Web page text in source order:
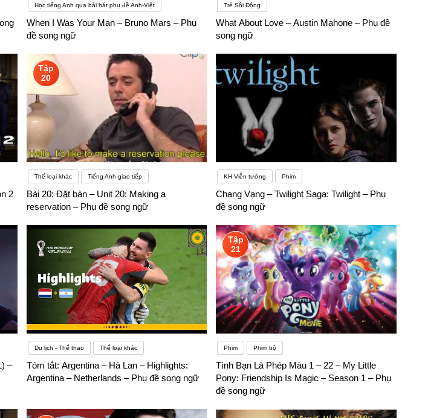
nghĩa thứ hai áp dụng ở đây. Một mẹo khác là hãy chú ý đến phần lời nói
có các phần khác nhau trong lời nói, vì vậy rất dễ dàng để phân biệt chúng
Học tiếng Anh qua bài hát phụ đề Anh-Việt
When I Was Your Man – Bruno Mars – Phụ
đề song ngữ
Trẻ Sôi Động
What About Love – Austin Mahone – Phụ đề
song ngữ
2
Tập
20
Thể loại khác Tiếng Anh giao tiếp
Bài 20: Đặt bàn – Unit 20: Making a
reservation – Phụ đề song ngữ
KH Viễn tưởng Phim
Chạng Vạng – Twilight Saga: Twilight – Phụ
đề song ngữ
–
Du lịch - Thể thao Thể loại khác
Tóm tắt: Argentina – Hà Lan – Highlights:
Argentina – Netherlands – Phụ đề song ngữ
Tập
21
Phim Phim bộ
Tình Bạn Là Phép Màu 1 – 22 – My Little
Pony: Friendship Is Magic – Season 1 – Phụ
đề song ngữ